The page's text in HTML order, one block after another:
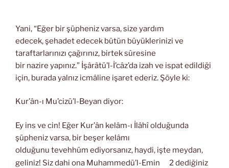
Yani, “Eğer bir şüpheniz varsa, size yardım
edecek, şehadet edecek bütün büyüklerinizi ve
taraftarlarınızı çağırınız, birtek sûresine
bir nazire yapınız.” İşârâtü’l-İ’câz’da izah ve ispat edildiği
için, burada yalnız icmâline işaret ederiz. Şöyle ki:
Kur’ân-ı Mu’cizü’l-Beyan diyor:
Ey ins ve cin! Eğer Kur’ân kelâm-ı İlâhî olduğunda
şüpheniz varsa, bir beşer kelâmı
olduğunu tevehhüm ediyorsanız, haydi, işte meydan,
geliniz! Siz dahi ona Muhammedü’l-Emin
2 dediğiniz